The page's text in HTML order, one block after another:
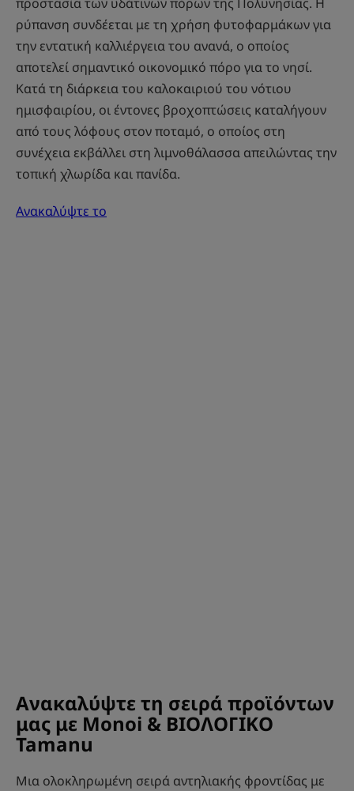
ρύπανση συνδέεται με τη χρήση φυτοφαρμάκων για
την εντατική καλλιέργεια του ανανά, ο οποίος
αποτελεί σημαντικό οικονομικό πόρο για το νησί.
Κατά τη διάρκεια του καλοκαιριού του νότιου
ημισφαιρίου, οι έντονες βροχοπτώσεις καταλήγουν
από τους λόφους στον ποταμό, ο οποίος στη
συνέχεια εκβάλλει στη λιμνοθάλασσα απειλώντας την
τοπική χλωρίδα και πανίδα.
Ανακαλύψτε το
Ανακαλύψτε τη σειρά προϊόντων
μας με Monoi & ΒΙΟΛΟΓΙΚΟ
Tamanu
Μια ολοκληρωμένη σειρά αντηλιακής φροντίδας με